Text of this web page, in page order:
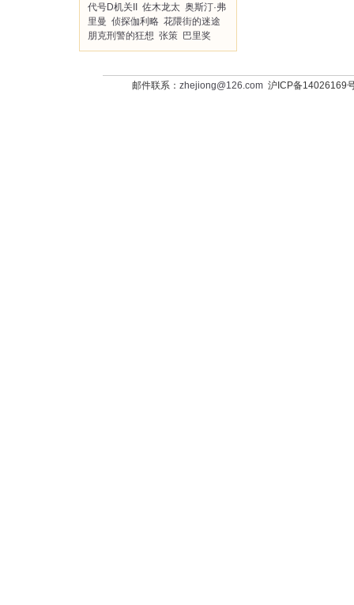
代号D机关II 佐木龙太 奥斯汀·弗
里曼 侦探伽利略 花隈街的迷途
朋克刑警的狂想 张策 巴里奖
邮件联系： zhejiong@126.com沪ICP备14026169